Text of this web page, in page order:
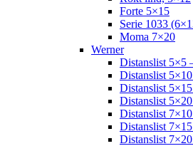
Forte 5×15
Serie 1033
Moma 7×20
Werner
Distanslist 5×5
Distanslist
Distanslist
Distanslist
Distanslist
Distanslist
Distanslist